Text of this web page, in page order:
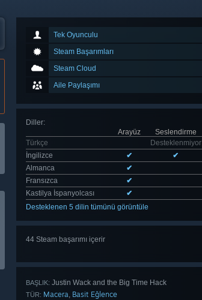
Tek Oyunculu
Steam Başarımları
Steam Cloud
Aile Paylaşımı
Diller:
Arayüz
Seslendirme
Türkçe
Desteklenmiyor
İngilizce
✔ ✔
Almanca
✔
Fransızca
✔
Kastilya İspanyolcası
✔
Desteklenen 5 dilin tümünü görüntüle
44 Steam başarımı içerir
Tümünü
BAŞLIK: Justin Wack and the Big Time Hack
TÜR: Macera, Basit Eğlence